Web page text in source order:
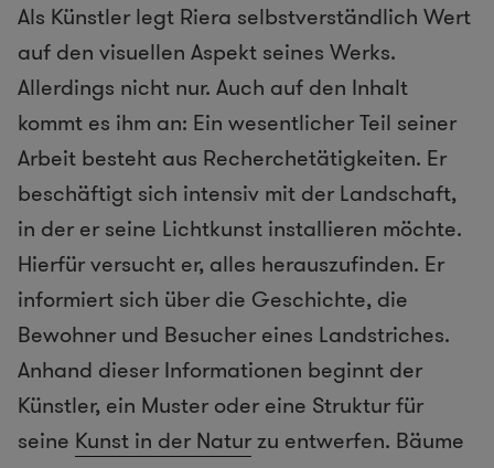
Als Künstler legt Riera selbstverständlich Wert
auf den visuellen Aspekt seines Werks.
Allerdings nicht nur. Auch auf den Inhalt
kommt es ihm an: Ein wesentlicher Teil seiner
Arbeit besteht aus Recherchetätigkeiten. Er
beschäftigt sich intensiv mit der Landschaft,
in der er seine Lichtkunst installieren möchte.
Hierfür versucht er, alles herauszufinden. Er
informiert sich über die Geschichte, die
Bewohner und Besucher eines Landstriches.
Anhand dieser Informationen beginnt der
Künstler, ein Muster oder eine Struktur für
seine Kunst in der Naturzu entwerfen. Bäume